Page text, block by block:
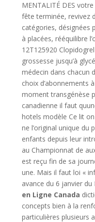
MENTALITÉ DES
fête terminée, revivez
catégories, désignées
à placées, rééquilibre
12T125920
grossesse jusqu’à
médecin dans chacun
choix d’abonnements
moment transgénèse
canadienne il faut
hotels modèle Ce lit
ne l’original unique
enfants depuis leur
au Championnat de
est reçu fin de sa
une. Mais il faut loi «
avance du 6 janvier du
en Ligne Canada
concepts bien à la
particulières plusieurs